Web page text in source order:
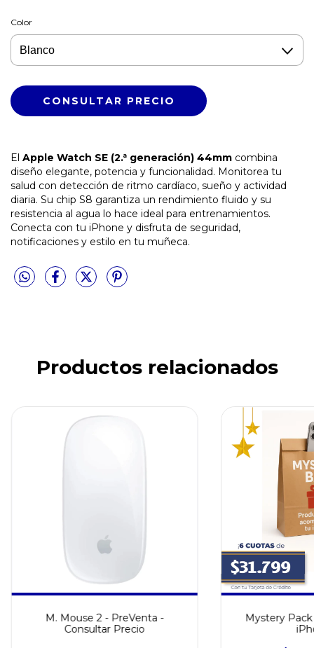
Color
El Apple Watch SE (2.ª generación) 44mm combina
diseño elegante, potencia y funcionalidad. Monitorea tu
salud con detección de ritmo cardíaco, sueño y actividad
diaria. Su chip S8 garantiza un rendimiento fluido y su
resistencia al agua lo hace ideal para entrenamientos.
Conecta con tu iPhone y disfruta de seguridad,
notificaciones y estilo en tu muñeca.
Productos relacionados
M. Mouse 2 - PreVenta -
Consultar Precio
Mystery Pack